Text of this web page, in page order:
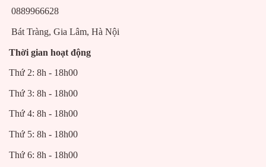
bình xịt thơm nhà vệ sinh rẻ chất lượng
0889966628
Bát Tràng, Gia Lâm, Hà Nội
Thời gian hoạt động
Thứ 2: 8h - 18h00
Thứ 3: 8h - 18h00
Thứ 4: 8h - 18h00
Thứ 5: 8h - 18h00
Thứ 6: 8h - 18h00